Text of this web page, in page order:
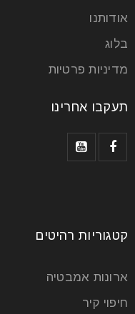
אודותנו
בלוג
מדיניות פרטיות
תעקבו אחרינו
קטגוריות רהיטים
ארונות אמבטיה
חיפוי קיר